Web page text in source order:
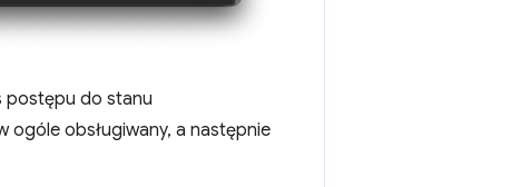
postępu do stanu
obsługiwany, a następnie